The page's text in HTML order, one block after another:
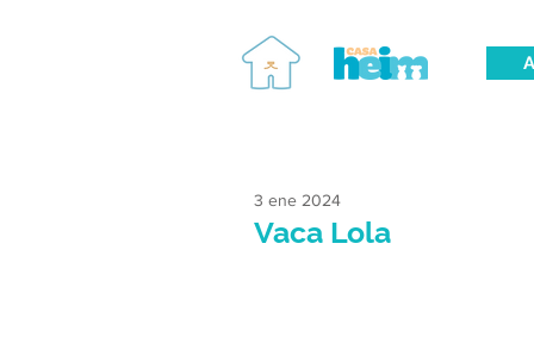
Vaca Lola
3 ene 2024